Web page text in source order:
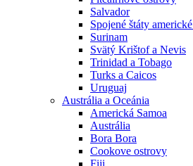
Salvador
Spojené štáty
Surinam
Svätý Krištof a Nevis
Trinidad a Tobago
Turks a Caicos
Uruguaj
Austrália a Oceánia
Americká Samoa
Austrália
Bora Bora
Cookove ostrovy
Fiji